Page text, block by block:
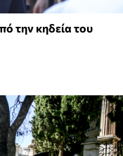
την κηδεία του